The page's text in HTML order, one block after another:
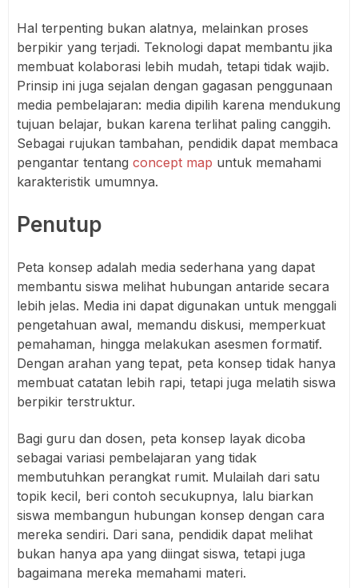
Hal terpenting bukan alatnya, melainkan proses
berpikir yang terjadi. Teknologi dapat membantu jika
membuat kolaborasi lebih mudah, tetapi tidak wajib.
Prinsip ini juga sejalan dengan gagasan penggunaan
media pembelajaran: media dipilih karena mendukung
tujuan belajar, bukan karena terlihat paling canggih.
Sebagai rujukan tambahan, pendidik dapat membaca
pengantar tentang concept map untuk memahami
karakteristik umumnya.
Penutup
Peta konsep adalah media sederhana yang dapat
membantu siswa melihat hubungan antaride secara
lebih jelas. Media ini dapat digunakan untuk menggali
pengetahuan awal, memandu diskusi, memperkuat
pemahaman, hingga melakukan asesmen formatif.
Dengan arahan yang tepat, peta konsep tidak hanya
membuat catatan lebih rapi, tetapi juga melatih siswa
berpikir terstruktur.
Bagi guru dan dosen, peta konsep layak dicoba
sebagai variasi pembelajaran yang tidak
membutuhkan perangkat rumit. Mulailah dari satu
topik kecil, beri contoh secukupnya, lalu biarkan
siswa membangun hubungan konsep dengan cara
mereka sendiri. Dari sana, pendidik dapat melihat
bukan hanya apa yang diingat siswa, tetapi juga
bagaimana mereka memahami materi.